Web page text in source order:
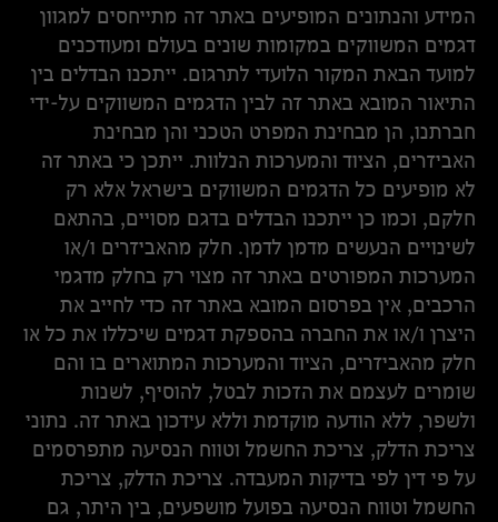
המידע והנתונים המופיעים באתר זה מתייחסים למגוון
דגמים המשווקים במקומות שונים בעולם ומעודכנים
למועד הבאת המקור הלועדי לתרגום. ייתכנו הבדלים בין
התיאור המובא באתר זה לבין הדגמים המשווקים על-ידי
חברתנו, הן מבחינת המפרט הטכני והן מבחינת
האביזרים, הציוד והמערכות הנלוות. ייתכן כי באתר זה
לא מופיעים כל הדגמים המשווקים בישראל אלא רק
חלקם, וכמו כן ייתכנו הבדלים בדגם מסויים, בהתאם
לשינויים הנעשים מדמן לדמן. חלק מהאביזרים ו/או
המערכות המפורטים באתר זה מצוי רק בחלק מדגמי
הרכבים, אין בפרסום המובא באתר זה כדי לחייב את
היצרן ו/או את החברה בהספקת דגמים שיכללו את כל או
חלק מהאביזרים, הציוד והמערכות המתוארים בו והם
שומרים לעצמם את הזכות לבטל, להוסיף, לשנות
ולשפר, ללא הודעה מוקדמת וללא עידכון באתר זה. נתוני
צריכת הדלק, צריכת החשמל וטווח הנסיעה מתפרסמים
על פי דין לפי בדיקות המעבדה. צריכת הדלק, צריכת
החשמל וטווח הנסיעה בפועל מושפעים, בין היתר, גם